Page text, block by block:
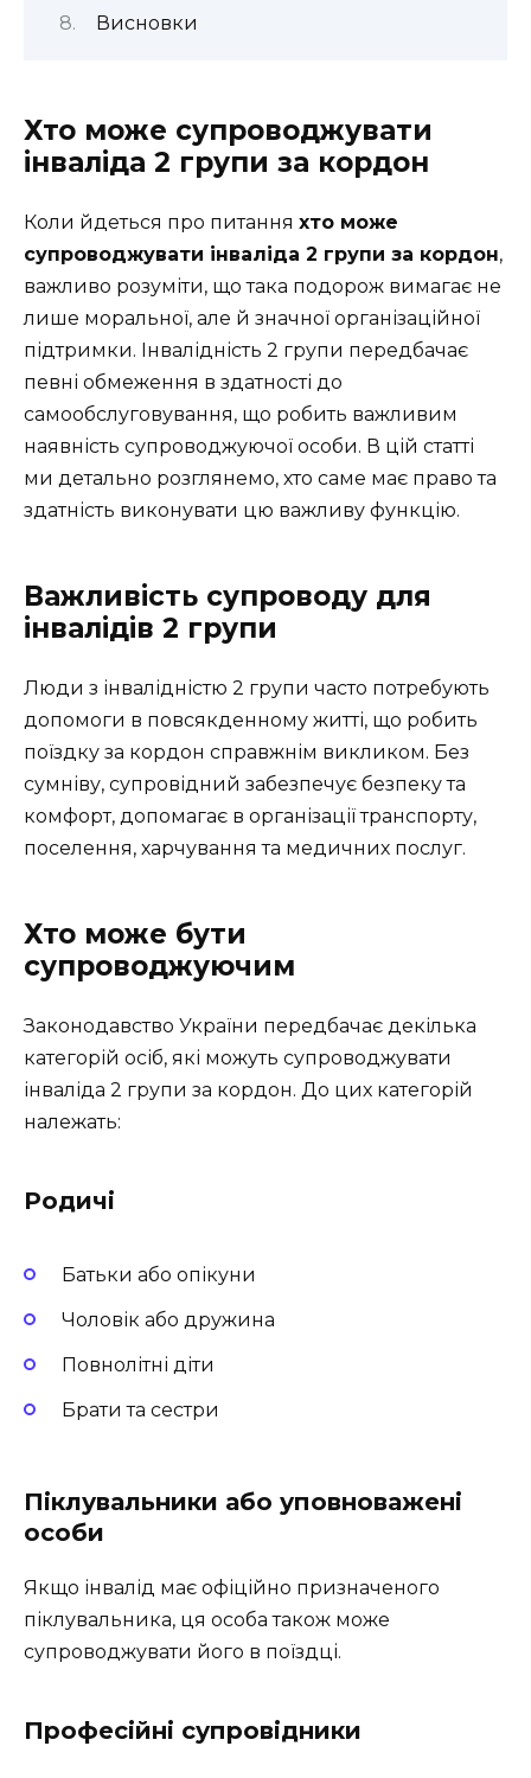
Висновки
Хто може супроводжувати
інваліда 2 групи за кордон
Коли йдеться про питання хто може
супроводжувати інваліда 2 групи за кордон,
важливо розуміти, що така подорож вимагає не
лише моральної, але й значної організаційної
підтримки. Інвалідність 2 групи передбачає
певні обмеження в здатності до
самообслуговування, що робить важливим
наявність супроводжуючої особи. В цій статті
ми детально розглянемо, хто саме має право та
здатність виконувати цю важливу функцію.
Важливість супроводу для
інвалідів 2 групи
Люди з інвалідністю 2 групи часто потребують
допомоги в повсякденному житті, що робить
поїздку за кордон справжнім викликом. Без
сумніву, супровідний забезпечує безпеку та
комфорт, допомагає в організації транспорту,
поселення, харчування та медичних послуг.
Хто може бути
супроводжуючим
Законодавство України передбачає декілька
категорій осіб, які можуть супроводжувати
інваліда 2 групи за кордон. До цих категорій
належать:
Родичі
Батьки або опікуни
Чоловік або дружина
Повнолітні діти
Брати та сестри
Піклувальники або уповноважені
особи
Якщо інвалід має офіційно призначеного
піклувальника, ця особа також може
супроводжувати його в поїздці.
Професійні супровідники